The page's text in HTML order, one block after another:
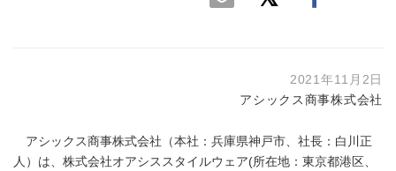
2021年11月2日
アシックス商事株式会社
アシックス商事株式会社（本社：兵庫県神戸市、社長：白川正
人）は、株式会社オアシススタイルウェア(所在地：東京都港区、